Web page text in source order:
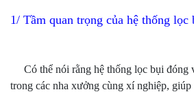
1/ Tầm quan trọng của hệ thống
Có thể nói rằng hệ thống lọc bụi đóng
trong các nha xưởng cùng xí nghiệp,